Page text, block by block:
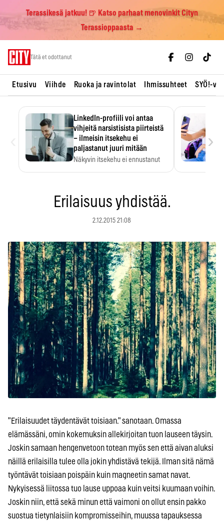
Terassikesä jatkuu! 🍺 Katso parhaat menovinkit Cityn
Terassioppaasta →
Tätä et odottanut
Etusivu Viihde Ruoka ja ravintolat Ihmissuhteet SYÖ!-
LinkedIn-profiili voi antaa
vihjeitä narsistisista piirteistä
– ilmeisin itsekehu ei
paljastanut juuri mitään
Näkyvin itsekehu ei ennustanut
›
Erilaisuus yhdistää.
2.12.2015 21:08
"Erilaisuudet täydentävät toisiaan." sanotaan. Omassa
elämässäni, omin kokemuksin allekirjoitan tuon lauseen täysin.
Joskin samaan hengenvetoon totean myös sen että aivan aluksi
näillä erilaisilla tulee olla jokin yhdistävä tekijä. Ilman sitä nämä
työntävät toisiaan poispäin kuin magneetin samat navat.
Nykyisessä liitossa tuo lause uppoaa kuin veitsi kuumaan voihin.
Joskin niin, että sekä minun että vaimoni on ollut ensin pakko
suostua tietynlaisiin kompromisseihin, muussa tapauksessa